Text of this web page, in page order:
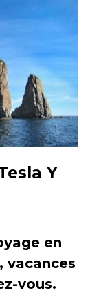
Y
en
vacances
vous.